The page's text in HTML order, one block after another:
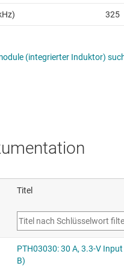
325
(integrierter Induktor)